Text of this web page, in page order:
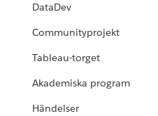
DataDev
Communityprojekt
Tableau-torget
Akademiska program
Händelser